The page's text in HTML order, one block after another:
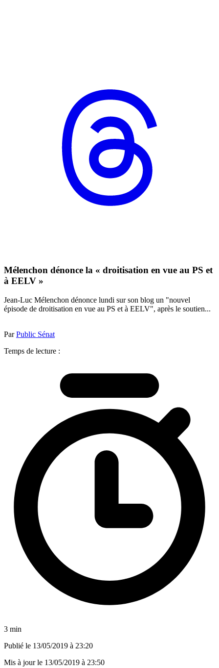
Mélenchon dénonce la « droitisation en vue au PS et
à EELV »
Jean-Luc Mélenchon dénonce lundi sur son blog un "nouvel
épisode de droitisation en vue au PS et à EELV", après le soutien...
ParPublic Sénat
Temps de lecture :
3 min
Publié le 13/05/2019 à 23:20
Mis à jour le 13/05/2019 à 23:50